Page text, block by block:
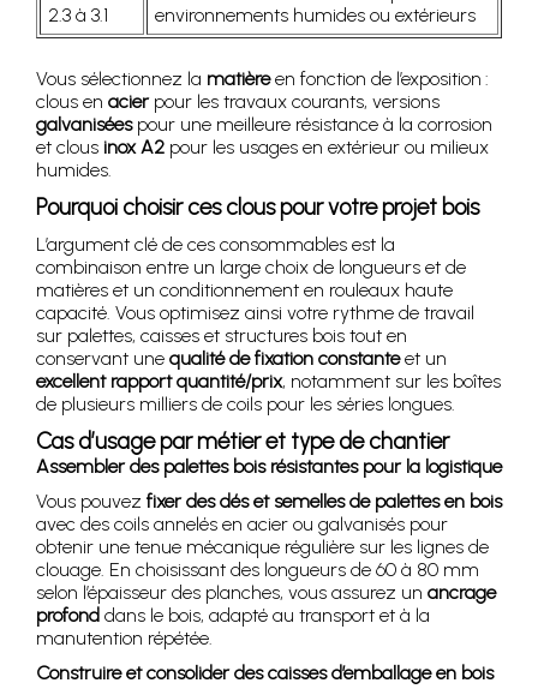
2.3 à 3.1
environnements humides ou extérieurs
Vous sélectionnez la matièreen fonction de l’exposition :
clous en acierpour les travaux courants, versions
galvaniséespour une meilleure résistance à la corrosion
et clous inox A2 pour les usages en extérieur ou milieux
humides.
Pourquoi choisir ces clous pour votre projet bois
L’argument clé de ces consommables est la
combinaison entre un large choix de longueurs et de
matières et un conditionnement en rouleaux haute
capacité. Vous optimisez ainsi votre rythme de travail
sur palettes, caisses et structures bois tout en
conservant une qualité de fixation constanteet un
excellent rapport quantité/prix, notamment sur les boîtes
de plusieurs milliers de coils pour les séries longues.
Cas d’usage par métier et type de chantier
Assembler des palettes bois résistantes pour la logistique
Vous pouvez fixer des dés et semelles de palettes en bois
avec des coils annelés en acier ou galvanisés pour
obtenir une tenue mécanique régulière sur les lignes de
clouage. En choisissant des longueurs de 60 à 80 mm
selon l’épaisseur des planches, vous assurez un ancrage
profond dans le bois, adapté au transport et à la
manutention répétée.
Construire et consolider des caisses d’emballage en bois